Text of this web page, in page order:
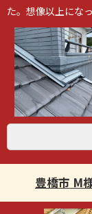
た。想像以上にな
豊橋市 M